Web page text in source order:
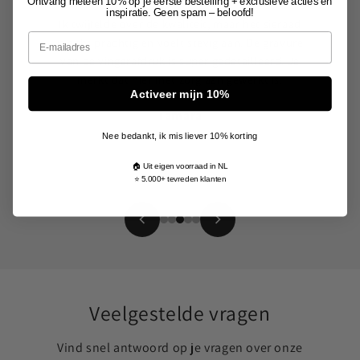
Ik twijfelde over de kwaliteit, maar het sieraad
is echt prachtig en voelt stevig aan. De gravure
van de vingerafdruk is super gedetailleerd. Je
merkt dat hier met zorg aan gewerkt is.
Tamara
Veelgestelde vragen
Vind snel antwoord op je vragen over onze
inspiratie. Geen spam – beloofd!
Email
Activeer mijn 10%
Nee bedankt, ik mis liever 10% korting
🏠 Uit eigen voorraad in NL
⭐ 5.000+ tevreden klanten